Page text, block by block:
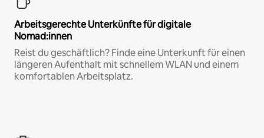
Arbeitsgerechte Unterkünfte für digitale
Nomad:innen
Reist du geschäftlich? Finde eine Unterkunft für einen
längeren Aufenthalt mit schnellem WLAN und einem
komfortablen Arbeitsplatz.